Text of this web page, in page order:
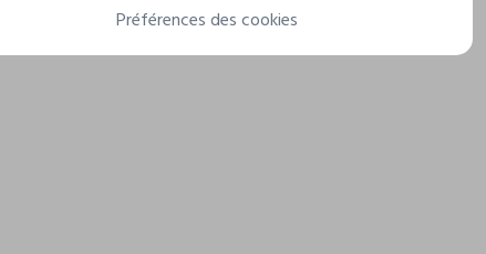
Préférences des cookies